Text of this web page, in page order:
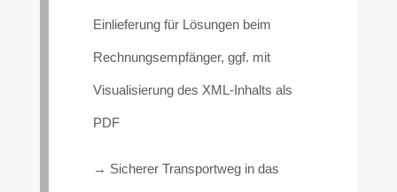
Einlieferung für Lösungen beim
Rechnungsempfänger, ggf. mit
Visualisierung des XML-Inhalts als
PDF
→ Sicherer Transportweg in das